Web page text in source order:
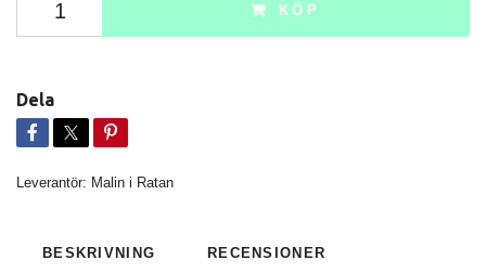
KÖP
Dela
Leverantör: Malin i Ratan
BESKRIVNING RECENSIONER